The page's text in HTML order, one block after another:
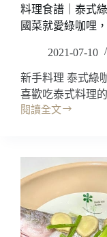
料理食譜｜泰式
國菜就愛綠咖哩
2021-07-10
新手料理 泰式綠
喜歡吃泰式料理
閱讀全文
料
譜
｜
泰
綠
咖